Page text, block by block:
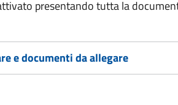
presentando tutta la
e documenti da allegare